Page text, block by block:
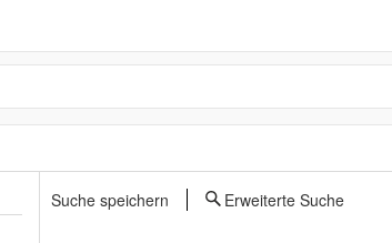
Suche speichern Erweiterte Suche